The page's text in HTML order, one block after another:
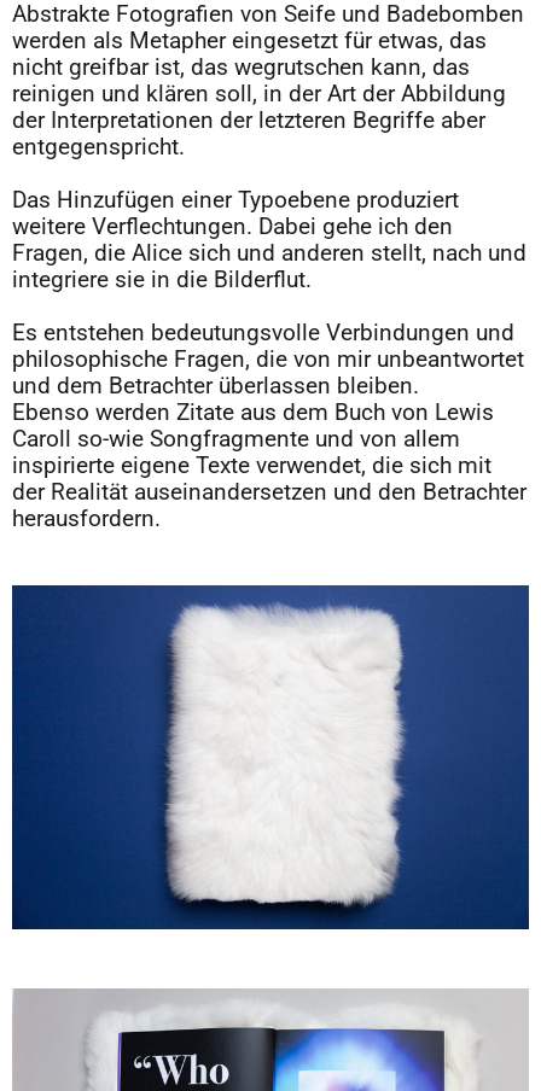
Abstrakte Fotografien von Seife und Badebomben
werden als Metapher eingesetzt für etwas, das
nicht greifbar ist, das wegrutschen kann, das
reinigen und klären soll, in der Art der Abbildung
der Interpretationen der letzteren Begriffe aber
entgegenspricht.
Das Hinzufügen einer Typoebene produziert
weitere Verflechtungen. Dabei gehe ich den
Fragen, die Alice sich und anderen stellt, nach und
integriere sie in die Bilderflut.
Es entstehen bedeutungsvolle Verbindungen und
philosophische Fragen, die von mir unbeantwortet
und dem Betrachter überlassen bleiben.
Ebenso werden Zitate aus dem Buch von Lewis
Caroll so-wie Songfragmente und von allem
inspirierte eigene Texte verwendet, die sich mit
der Realität auseinandersetzen und den Betrachter
herausfordern.